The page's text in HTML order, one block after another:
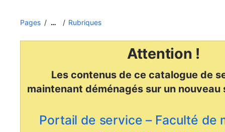
Pages … Rubriques
Attention !
Les contenus de ce catalogue de
maintenant déménagéssur un nouveau
Portail de service – Faculté de